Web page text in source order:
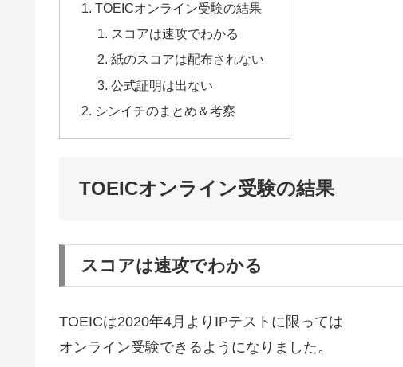
TOEICオンライン受験の結果
スコアは速攻でわかる
紙のスコアは配布されない
公式証明は出ない
シンイチのまとめ＆考察
TOEICオンライン受験の結果
スコアは速攻でわかる
TOEICは2020年4月よりIPテストに限っては
オンライン受験できるようになりました。